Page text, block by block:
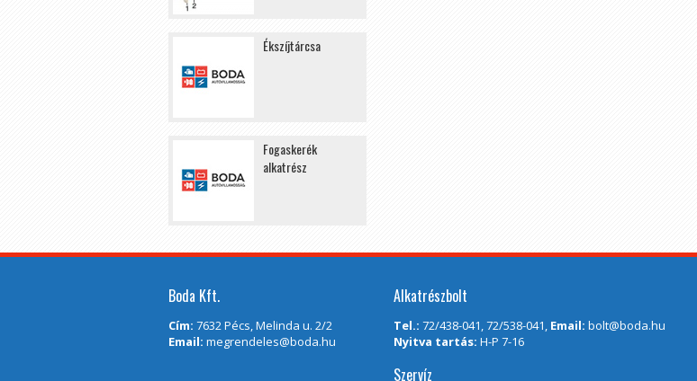
Ékszíjtárcsa
Fogaskerék
alkatrész
Boda Kft.
Cím: 7632 Pécs, Melinda u. 2/2
Email: megrendeles@boda.hu
Alkatrészbolt
Tel.: 72/438-041, 72/538-041, Email: bolt@boda.hu
Nyitva tartás: H-P 7-16
Szervíz